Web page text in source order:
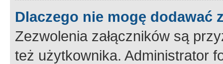
Dlaczego nie mogę dodawać
Zezwolenia załączników są
też użytkownika. Administrator